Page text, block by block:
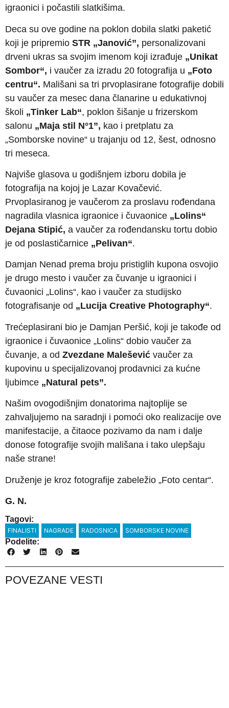
igraonici i počastili slatkišima.
Deca su ove godine na poklon dobila slatki paketić
koji je pripremio STR „Janović”, personalizovani
drveni ukras sa svojim imenom koji izrađuje „Unikat
Sombor“, i vaučer za izradu 20 fotografija u „Foto
centru“. Mališani sa tri prvoplasirane fotografije dobili
su vaučer za mesec dana članarine u edukativnoj
školi „Tinker Lab“, poklon šišanje u frizerskom
salonu „Maja stil N°1”, kao i pretplatu za
„Somborske novine“ u trajanju od 12, šest, odnosno
tri meseca.
Najviše glasova u godišnjem izboru dobila je
fotografija na kojoj je Lazar Kovačević.
Prvoplasiranog je vaučerom za proslavu rođendana
nagradila vlasnica igraonice i čuvaonice „Lolins“
Dejana Stipić, a vaučer za rođendansku tortu dobio
je od poslastičarnice „Pelivan“.
Damjan Nenad prema broju pristiglih kupona osvojio
je drugo mesto i vaučer za čuvanje u igraonici i
čuvaonici „Lolins“, kao i vaučer za studijsko
fotografisanje od „Lucija Creative Photography“.
Trećeplasirani bio je Damjan Peršić, koji je takođe od
igraonice i čuvaonice „Lolins“ dobio vaučer za
čuvanje, a od Zvezdane Malešević vaučer za
kupovinu u specijalizovanoj prodavnici za kućne
ljubimce „Natural pets”.
Našim ovogodišnjim donatorima najtoplije se
zahvaljujemo na saradnji i pomoći oko realizacije ove
manifestacije, a čitaoce pozivamo da nam i dalje
donose fotografije svojih mališana i tako ulepšaju
naše strane!
Druženje je kroz fotografije zabeležio „Foto centar“.
G. N.
Tagovi:
FINALISTI NAGRADE RADOSNICA SOMBORSKE NOVINE
Podelite:
POVEZANE VESTI